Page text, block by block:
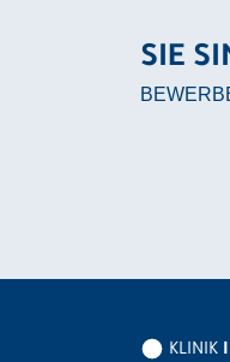
SIE
KLINIK